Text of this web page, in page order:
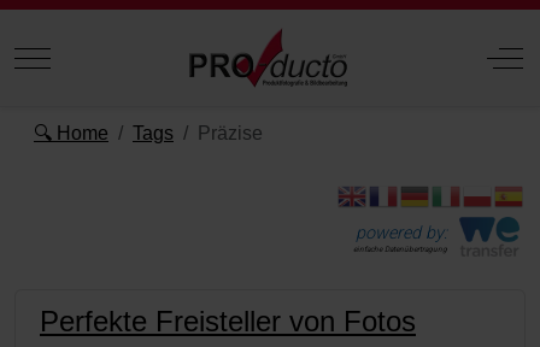
Mobile Menu Toggle Off-
🔍 Home Tags Präzise
powered by:
einfache Datenübertragung
Perfekte Freisteller von Fotos